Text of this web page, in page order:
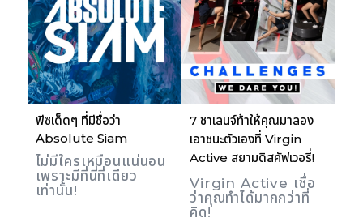
พีซเด็ดๆ ที่มีชื่อว่า
Absolute Siam
ไม่มีใครเหมือนแน่นอน
เพราะมีที่นี่ที่เดียว
เท่านั้น!
7 ชาเลนจ์ท้าให้คุณมาลอง
เอาชนะตัวเองที่ Virgin
Active สยามดิสคัฟเวอรี่!
Virgin Active เชื่อ
ว่าคุณทำได้มากกว่าที่
คิด!